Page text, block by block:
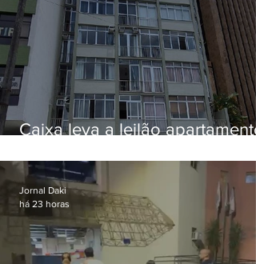
Caixa leva a leilão apartamento
Botafogo
Jornal Daki
há 23 horas